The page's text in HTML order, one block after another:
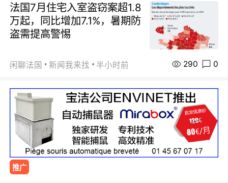
法国7月住宅入室盗窃案超1.8
万起，同比增加7.1%，暑期防
盗需提高警惕
闲聊法国 新闻我来找 半小时前 290 0
推广